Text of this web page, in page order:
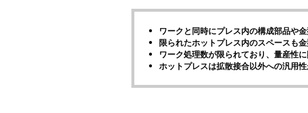
ワークと同時にプレス内の構成部品や
限られたホットプレス内のスペースも
ワーク処理数が限られており、量産性
ホットプレスは拡散接合以外への汎用